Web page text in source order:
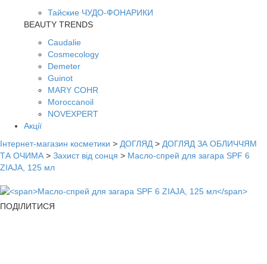
Тайские ЧУДО-ФОНАРИКИ
BEAUTY TRENDS
Caudalie
Cosmecology
Demeter
Guinot
MARY COHR
Moroccanoil
NOVEXPERT
Акції
Інтернет-магазин косметики > ДОГЛЯД > ДОГЛЯД ЗА ОБЛИЧЧЯМ
ТА ОЧИМА > Захист від сонця > Масло-спрей для загара SPF 6
ZIAJA, 125 мл
ПОДІЛИТИСЯ